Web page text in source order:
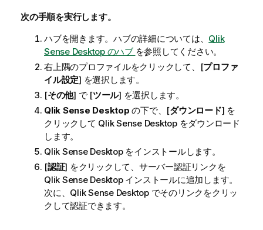
次の手順を実行します。
ハブを開きます。ハブの詳細については、 Qlik
Sense Desktop のハブ を参照してください。
右上隅のプロファイルをクリックして、[プロファ
イル設定] を選択します。
[その他] で [ツール] を選択します。
Qlik Sense Desktop の下で、[ダウンロード] を
クリックして Qlik Sense Desktopをダウンロード
します。
Qlik Sense Desktopをインストールします。
[認証] をクリックして、サーバー認証リンクを
Qlik Sense Desktopインストールに追加します。
次に、 Qlik Sense Desktopでそのリンクをクリッ
クして認証できます。